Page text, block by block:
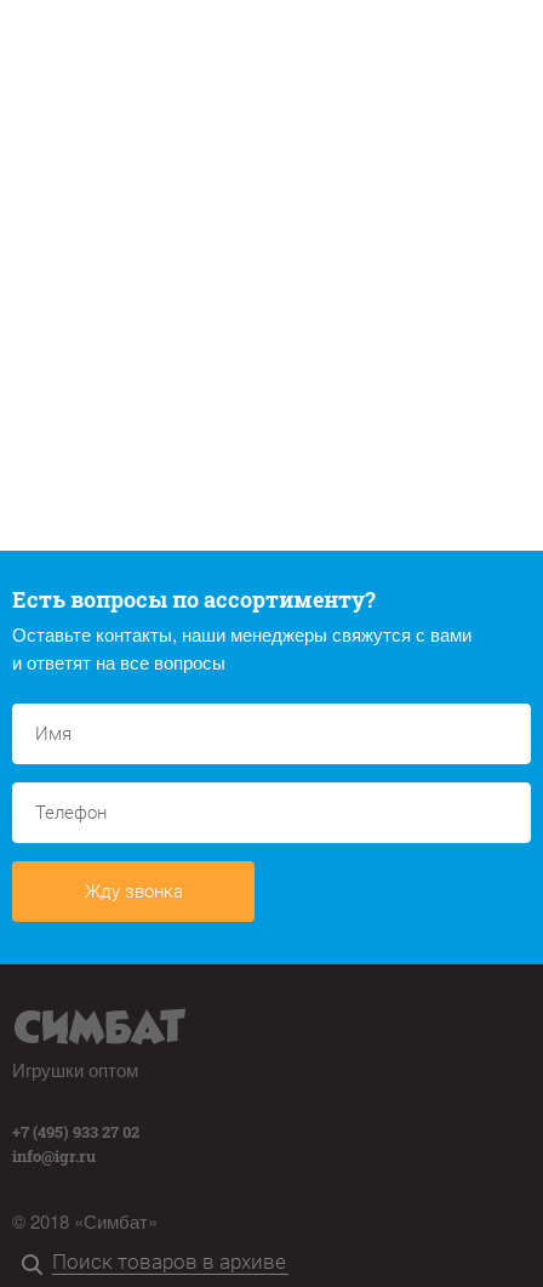
Есть вопросы по ассортименту?
Оставьте контакты, наши менеджеры свяжутся с вами
и ответят на все вопросы
Жду звонка
Игрушки оптом
+7 (495) 933 27 02
info@igr.ru
© 2018 «Симбат»